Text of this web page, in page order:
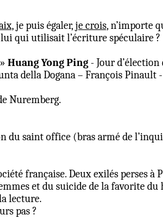
, je puis égaler,je crois, n’importe
lui qui utilisait l’écriture spéculaire ?
Huang Yong Ping - Jour
della Dogana – François Pinault
Nuremberg.
du saint office (bras armé de
française. Deux exilés perses à
et du suicide de la favorite du
lecture.
pas ?